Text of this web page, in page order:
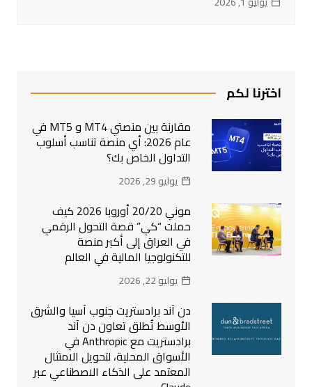
اخترنا لكم
مقارنة بين منصتي MT4 و MT5 في
عام 2026: أي منصة تناسب أسلوب
التداول الخاص بك؟
يوليو 29, 2026
موني 20/20 أوروبا 2026 كيف
حملت “كي” قصة التحول الرقمي
في العراق إلى أكبر منصة
للتكنولوجيا المالية في العالم
يوليو 22, 2026
دن آند برادستريت جنوب آسيا والشرق
الأوسط تُطلق تعاون دن آند
برادستريت مع Anthropic في
الأسواق المحلية، لتحويل الامتثال
المعتمد على الذكاء الاصطناعي عبر